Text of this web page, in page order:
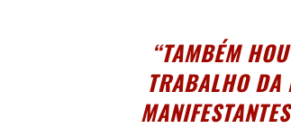
“TAMBÉM
TRABALHO DA